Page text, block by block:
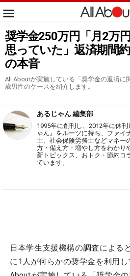
奨学金250万円「月2万
思っていた」返済期間
の本音
All Aboutが実施している「奨学金の返済に
歳男性のケースを紹介します。
あるじゃん 編集部
1995年に創刊し、2012年に休
ゃん』をルーツに持ち、ファイ
士、社会保険労務士などマネー
方・備え方・増やし方をわかり
新トピックス、おトク・節約コ
ています。
日本学生支援機構の調査による
に1人が何らかの奨学金を利用